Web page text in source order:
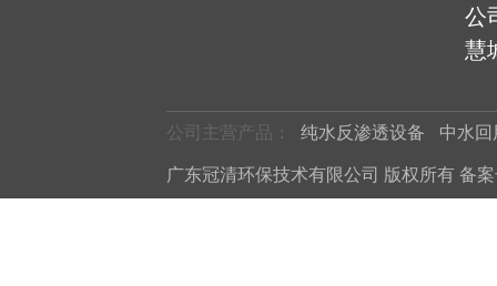
公
慧
公司主营产品： 纯水反渗透设备 中水回
广东冠清环保技术有限公司 版权所有 备